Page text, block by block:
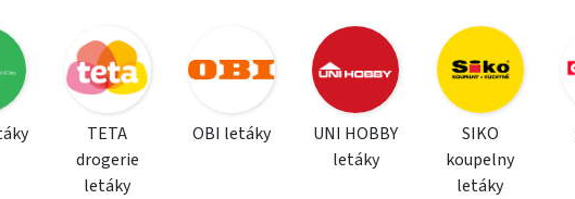
TETA
drogerie
letáky
OBI letáky
UNI HOBBY
letáky
SIKO
koupelny
letáky